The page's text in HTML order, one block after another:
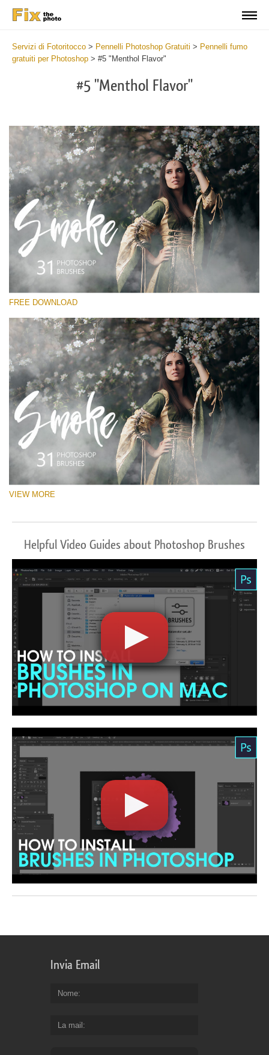
Servizi di Fotoritocco > Pennelli Photoshop Gratuiti > Pennelli fumo
gratuiti per Photoshop > #5 "Menthol Flavor"
#5 "Menthol Flavor"
Si prega di Selezionare
White Smoke
(31 Ps Brushes)
Download Gratuito
FREE DOWNLOAD
VIEW MORE
Helpful Video Guides about Photoshop Brushes
Invia Email
Nome
La mail